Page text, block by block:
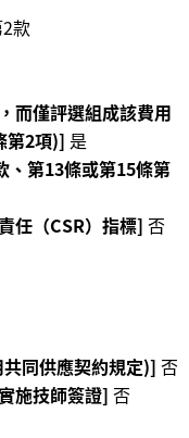
款
而僅評選組成該費用
第2項)] 是
、第13條或第15條第
任（CSR）指標] 否
同供應契約規定)] 否
施技師簽證] 否